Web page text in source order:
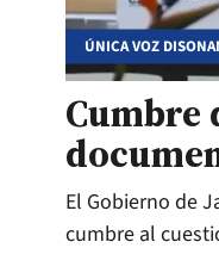
ÚNICA VOZ
Cumbre
El Gobierno de
cumbre al